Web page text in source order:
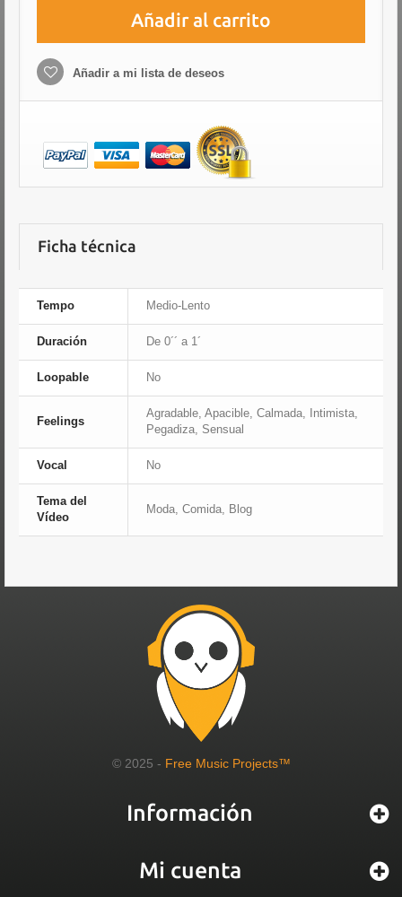
Añadir al carrito
Añadir a mi lista de deseos
Ficha técnica
Tempo Medio-Lento
Duración De 0´´ a 1´
Loopable No
Feelings
Agradable, Apacible, Calmada, Intimista,
Pegadiza, Sensual
Vocal No
Tema del
Vídeo
Moda, Comida, Blog
© 2025 - Free Music Projects™
Información
Mi cuenta